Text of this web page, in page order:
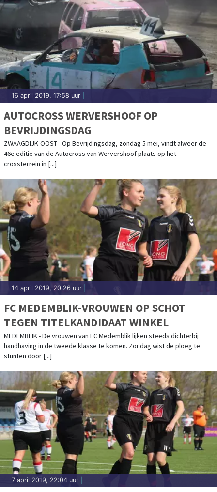
16 april 2019, 17:58 uur
AUTOCROSS WERVERSHOOF OP
BEVRIJDINGSDAG
ZWAAGDIJK-OOST - Op Bevrijdingsdag, zondag 5 mei, vindt alweer de
46e editie van de Autocross van Wervershoof plaats op het
crossterrein in [...]
14 april 2019, 20:26 uur
FC MEDEMBLIK-VROUWEN OP SCHOT
TEGEN TITELKANDIDAAT WINKEL
MEDEMBLIK - De vrouwen van FC Medemblik lijken steeds dichterbij
handhaving in de tweede klasse te komen. Zondag wist de ploeg te
stunten door [...]
7 april 2019, 22:04 uur